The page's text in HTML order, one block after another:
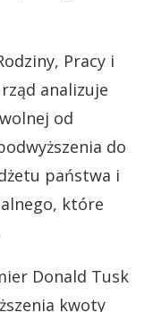
Pracy i
analizuje
od
do
państwa i
które
Donald Tusk
kwoty